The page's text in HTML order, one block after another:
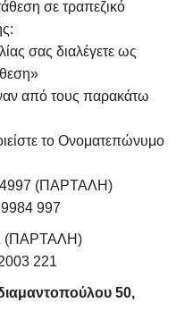
σε τραπεζικό
σας διαλέγετε ως
από τους παρακάτω
το Ονοματεπώνυμο
(ΠΑΡΤΑΛΗ)
997
(ΠΑΡΤΑΛΗ)
221
50,